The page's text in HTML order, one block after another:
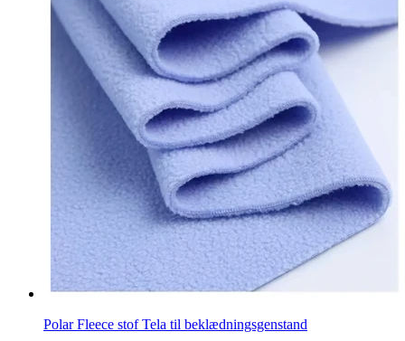
Polar Fleece stof Tela til beklædningsgenstand